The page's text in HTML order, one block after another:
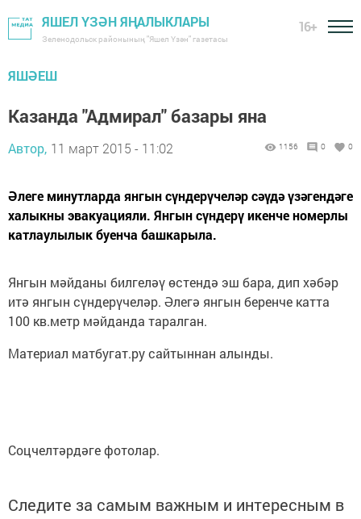
ЯШЕЛ ҮЗӘН ЯҢАЛЫКЛАРЫ
Зеленодольск районының "Яшел Үзән" газетасы
16+
ЯШӘЕШ
Казанда "Адмирал" базары яна
Автор, 11 март 2015 - 11:02 1156 0 0
Әлеге минутларда янгын сүндерүчеләр сәүдә үзәгендәге
халыкны эвакуацияли. Янгын сүндерү икенче номерлы
катлаулылык буенча башкарыла.
Янгын мәйданы билгеләү өстендә эш бара, дип хәбәр
итә янгын сүндерүчеләр. Әлегә янгын беренче катта
100 кв.метр мәйданда таралган.
Материал матбугат.ру сайтыннан алынды.
Соцчелтәрдәге фотолар.
Следите за самым важным и интересным в